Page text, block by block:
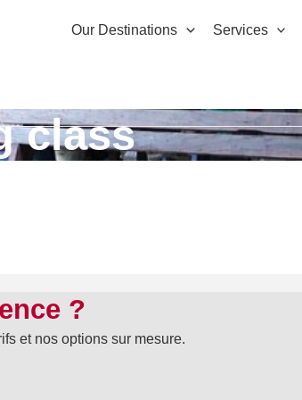
Our Destinations Services
class
?
et nos options sur mesure.